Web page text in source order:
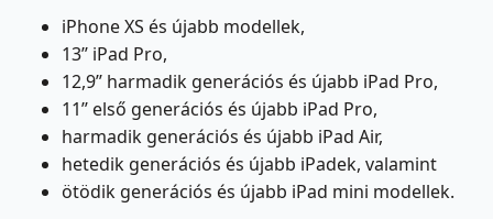
iPhone XS és újabb modellek,
13’’ iPad Pro,
12,9’’ harmadik generációs és újabb iPad Pro,
11’’ első generációs és újabb iPad Pro,
harmadik generációs és újabb iPad Air,
hetedik generációs és újabb iPadek, valamint
ötödik generációs és újabb iPad mini modellek.